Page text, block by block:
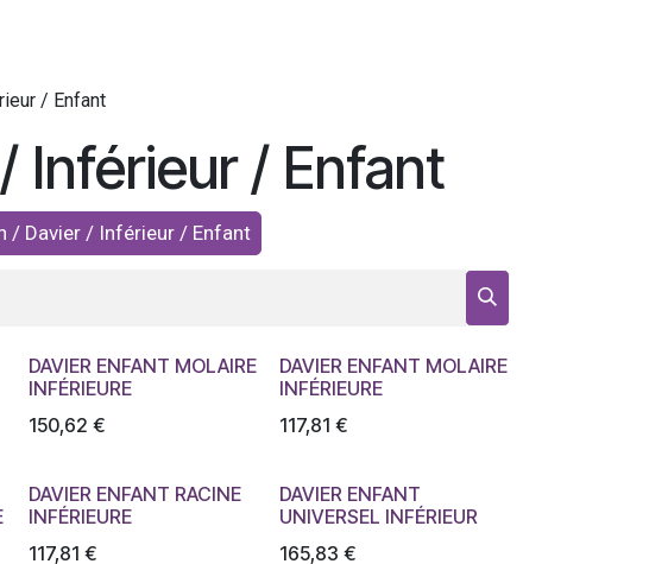
/ Enfant
Inférieur / Enfant
/ Davier / Inférieur / Enfant
DAVIER ENFANT MOLAIRE
INFÉRIEURE
150,62 €
DAVIER ENFANT MOLAIRE
INFÉRIEURE
117,81 €
DAVIER ENFANT RACINE
INFÉRIEURE
117,81 €
DAVIER ENFANT
UNIVERSEL INFÉRIEUR
165,83 €